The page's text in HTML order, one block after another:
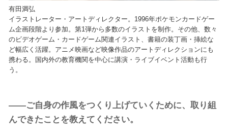
有田満弘
イラストレーター・アートディレクター。1996年ポケモンカードゲー
ム企画段階より参加。第1弾から多数のイラストを制作。その他、数々
のビデオゲーム・カードゲーム関連イラスト、書籍の装丁画・挿絵な
ど幅広く活躍。アニメ映画など映像作品のアートディレクションにも
携わる。国内外の教育機関を中心に講演・ライブイベント活動も行
う。
——ご自身の作風をつくり上げていくために、取り組
んできたことを教えてください。